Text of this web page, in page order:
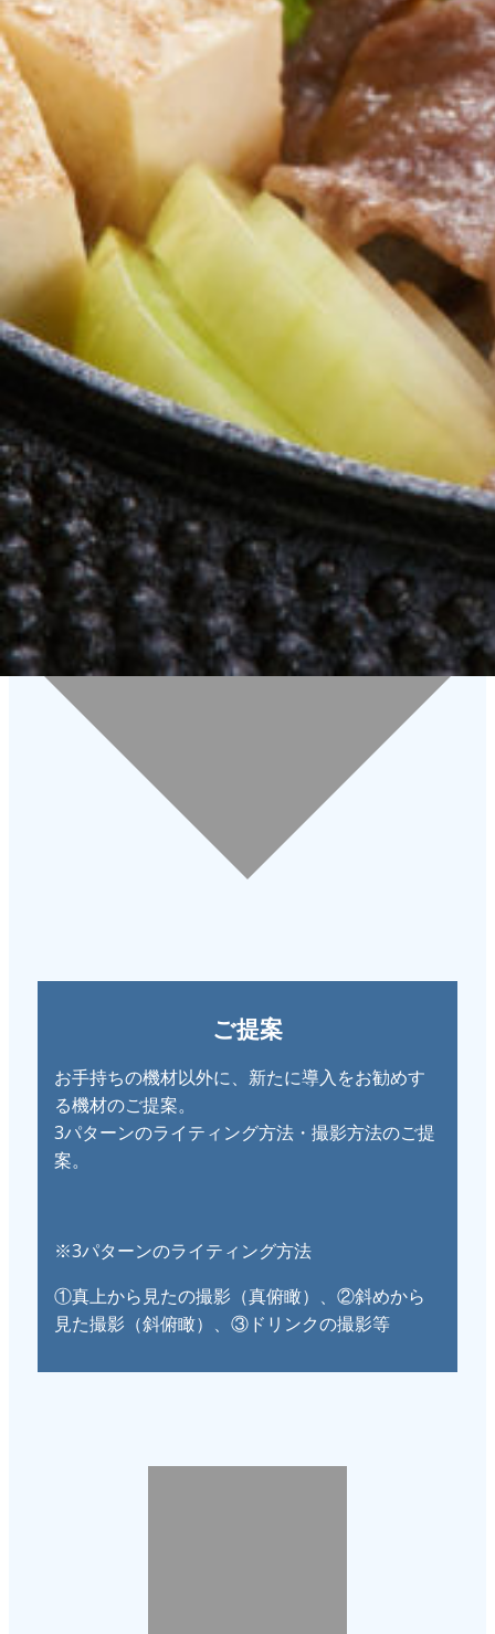
１５万円パックコース
（機材購入費・必要経費含まず、税別）
ヒアリング
１～２時間、お店・現場を訪問し、撮影業務の
現状と問題点を把握。
ご提案
お手持ちの機材以外に、新たに導入をお勧めす
る機材のご提案。
3パターンのライティング方法・撮影方法のご提
案。
※3パターンのライティング方法
①真上から見たの撮影（真俯瞰）、②斜めから
見た撮影（斜俯瞰）、③ドリンクの撮影等